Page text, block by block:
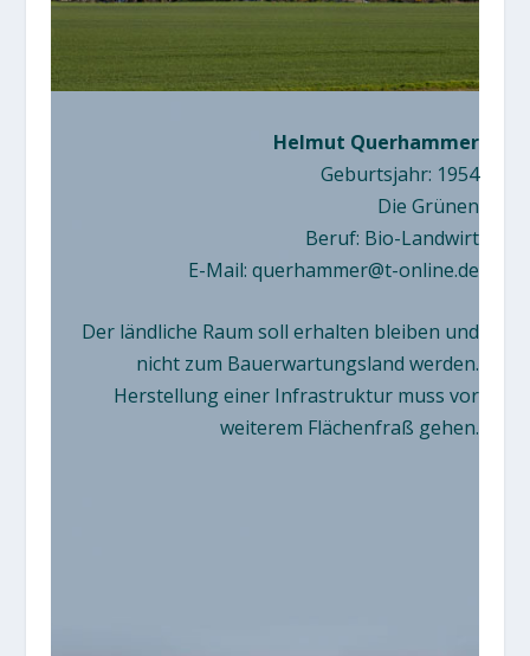
Helmut Querhammer
Geburtsjahr: 1954
Die Grünen
Beruf: Bio-Landwirt
E-Mail:querhammer@t-online.de
Der ländliche Raum soll erhalten bleiben und
nicht zum Bauerwartungsland werden.
Herstellung einer Infrastruktur muss vor
weiterem Flächenfraß gehen.